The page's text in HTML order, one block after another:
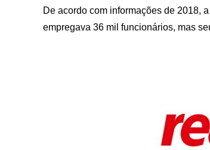
De acordo com informações de 2018,
empregava 36 mil funcionários, mas